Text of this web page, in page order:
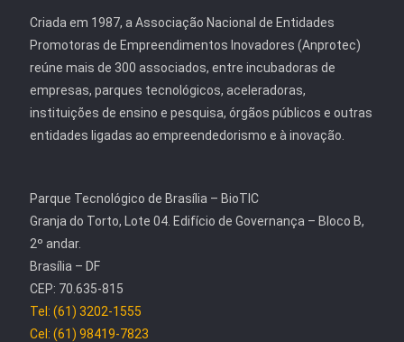
Criada em 1987, a Associação Nacional de Entidades
Promotoras de Empreendimentos Inovadores (Anprotec)
reúne mais de 300 associados, entre incubadoras de
empresas, parques tecnológicos, aceleradoras,
instituições de ensino e pesquisa, órgãos públicos e outras
entidades ligadas ao empreendedorismo e à inovação.
Parque Tecnológico de Brasília – BioTIC
Granja do Torto, Lote 04. Edifício de Governança – Bloco B,
2º andar.
Brasília – DF
CEP: 70.635-815
Tel: (61) 3202-1555
Cel: (61) 98419-7823